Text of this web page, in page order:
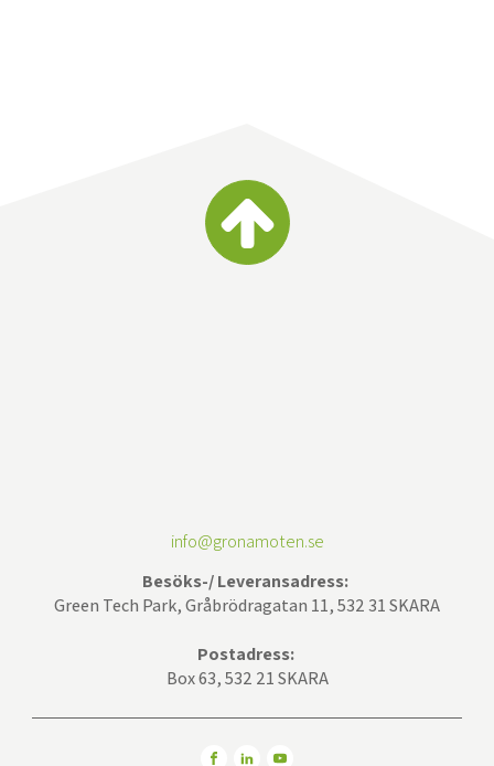
info@gronamoten.se
Besöks-/ Leveransadress:
Green Tech Park, Gråbrödragatan 11, 532 31 SKARA
Postadress:
Box 63, 532 21 SKARA